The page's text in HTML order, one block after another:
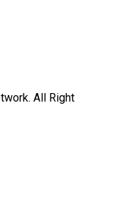
All Right